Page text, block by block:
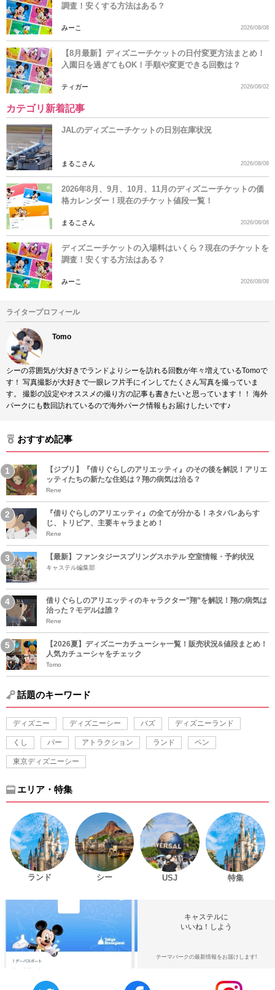
調査！安くする方法はある？
みーこ 2026/08/08
【8月最新】ディズニーチケットの日付変更方法まとめ！
入園日を過ぎてもOK！手順や変更できる回数は？
ティガー 2026/08/02
カテゴリ新着記事
JALのディズニーチケットの日別在庫状況
まるこさん 2026/08/08
2026年8月、9月、10月、11月のディズニーチケットの価
格カレンダー！現在のチケット値段一覧！
まるこさん 2026/08/08
ディズニーチケットの入場料はいくら？現在のチケットを
調査！安くする方法はある？
みーこ 2026/08/08
ライタープロフィール
Tomo
シーの雰囲気が大好きでランドよりシーを訪れる回数が年々増えているTomoで
す！ 写真撮影が大好きで一眼レフ片手にインしてたくさん写真を撮っていま
す。 撮影の設定やオススメの撮り方の記事も書きたいと思っています！！ 海外
パークにも数回訪れているので海外パーク情報もお届けしたいです♪
おすすめ記事
【ジブリ】『借りぐらしのアリエッティ』のその後を解説！アリエ
ッティたちの新たな住処は？翔の病気は治る？
Rene
『借りぐらしのアリエッティ』の全てが分かる！ネタバレあらす
じ、トリビア、主要キャラまとめ！
Rene
【最新】ファンタジースプリングスホテル 空室情報・予約状況
キャステル編集部
借りぐらしのアリエッティのキャラクター”翔”を解説！翔の病気は
治った？モデルは誰？
Rene
【2026夏】ディズニーカチューシャ一覧！販売状況&値段まとめ！
人気カチューシャをチェック
Tomo
話題のキーワード
ディズニー ディズニーシー バズ ディズニーランド
くし バー アトラクション ランド ペン
東京ディズニーシー
エリア・特集
ランド シー USJ 特集
キャステルに
いいね！しよう
テーマパークの最新情報をお届けします!